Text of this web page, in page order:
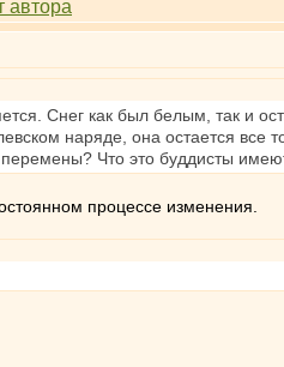
Снег как был белым, так и
наряде, она остается
Что это буддисты
процессе изменения.